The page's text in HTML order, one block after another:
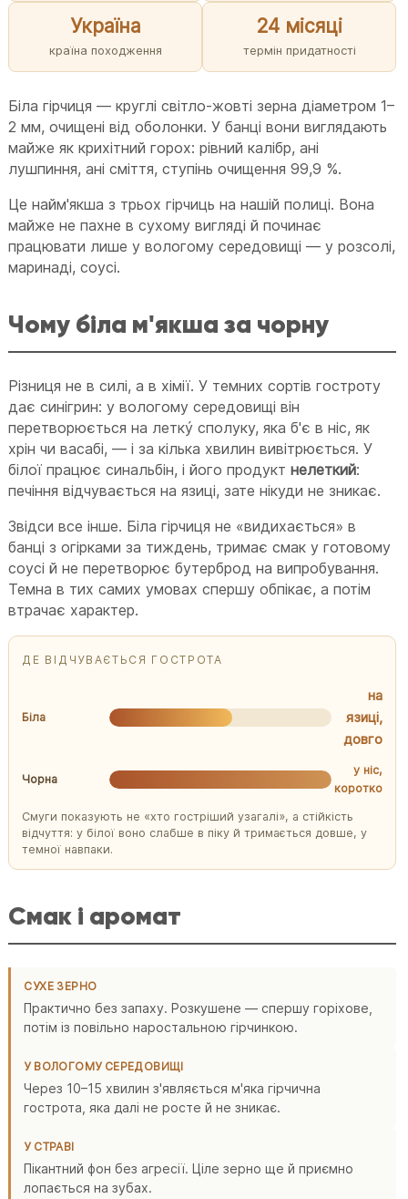
Україна
країна походження
24 місяці
термін придатності
Біла гірчиця — круглі світло-жовті зерна діаметром 1–
2 мм, очищені від оболонки. У банці вони виглядають
майже як крихітний горох: рівний калібр, ані
лушпиння, ані сміття, ступінь очищення 99,9 %.
Це найм'якша з трьох гірчиць на нашій полиці. Вона
майже не пахне в сухому вигляді й починає
працювати лише у вологому середовищі — у розсолі,
маринаді, соусі.
Чому біла м'якша за чорну
Різниця не в силі, а в хімії. У темних сортів гостроту
дає синігрин: у вологому середовищі він
перетворюється на леткý сполуку, яка б'є в ніс, як
хрін чи васабі, — і за кілька хвилин вивітрюється. У
білої працює синальбін, і його продуктнелеткий:
печіння відчувається на язиці, зате нікуди не зникає.
Звідси все інше. Біла гірчиця не «видихається» в
банці з огірками за тиждень, тримає смак у готовому
соусі й не перетворює бутерброд на випробування.
Темна в тих самих умовах спершу обпікає, а потім
втрачає характер.
ДЕ ВІДЧУВАЄТЬСЯ ГОСТРОТА
Біла
на
язиці,
довго
Чорна
у ніс,
коротко
Смуги показують не «хто гостріший узагалі», а стійкість
відчуття: у білої воно слабше в піку й тримається довше, у
темної навпаки.
Смак і аромат
СУХЕ ЗЕРНО
Практично без запаху. Розкушене — спершу горіхове,
потім із повільно наростальною гірчинкою.
У ВОЛОГОМУ СЕРЕДОВИЩІ
Через 10–15 хвилин з'являється м'яка гірчична
гострота, яка далі не росте й не зникає.
У СТРАВІ
Пікантний фон без агресії. Ціле зерно ще й приємно
лопається на зубах.